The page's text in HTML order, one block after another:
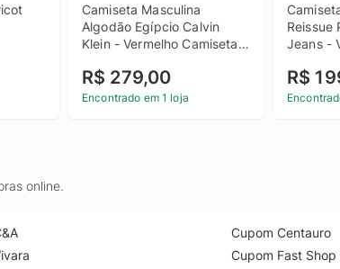
Camiseta Masculina
Algodão Egípcio Calvin
Klein - Vermelho Camiseta
Calvin Klein Vermelho p
R$ 279,00
Encontrado em 1 loja
Reissue
Jeans -
Calvin
R$
online.
Cupom Centauro
Cupom Fast Shop